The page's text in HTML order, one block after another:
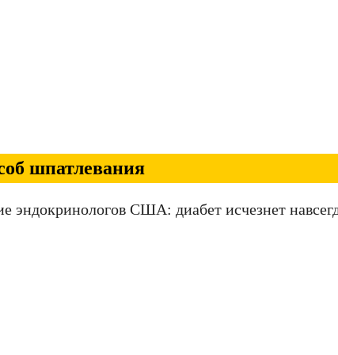
шпатлевания
эндокринологов США: диабет исчезнет